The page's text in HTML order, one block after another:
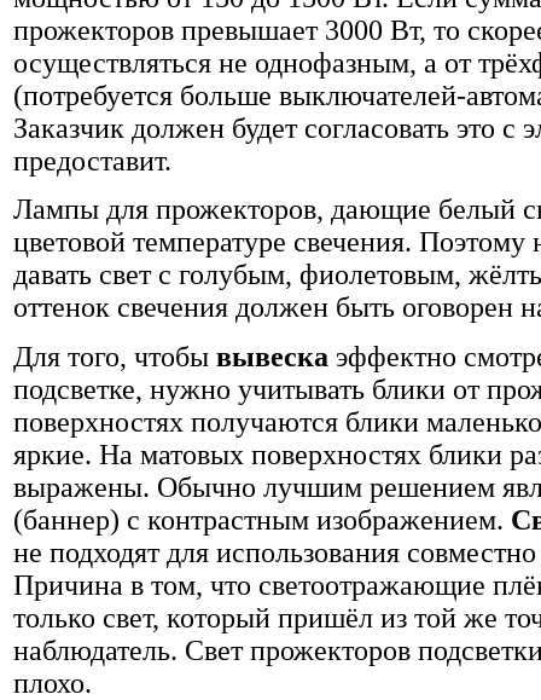
прожекторов превышает 3000 Вт, то
осуществляться не однофазным, а от
(потребуется больше выключателей-
Заказчик должен будет согласовать это с
предоставит.
Лампы для прожекторов, дающие белый
цветовой температуре свечения.
давать свет с голубым, фиолетовым,
оттенок свечения должен быть оговорен
Для того, чтобы вывеска эффектно
подсветке, нужно учитывать блики от
поверхностях получаются блики
яркие. На матовых поверхностях блики
выражены. Обычно лучшим решением
(баннер) с контрастным изображением.
не подходят для использования
Причина в том, что светоотражающие
только свет, который пришёл из той же
наблюдатель. Свет прожекторов
плохо.